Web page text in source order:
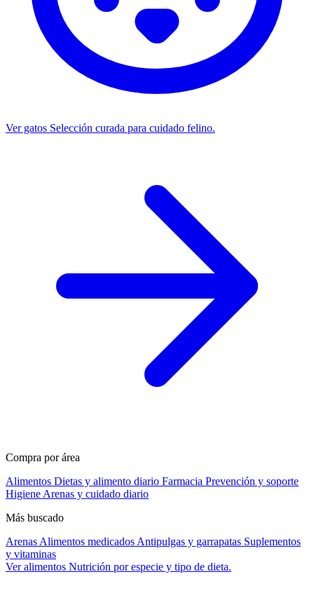
Ver gatos Selección curada para cuidado felino.
Compra por área
Alimentos Dietas y alimento diario Farmacia Prevención y soporte
Higiene Arenas y cuidado diario
Más buscado
Arenas Alimentos medicados Antipulgas y garrapatas Suplementos
y vitaminas
Ver alimentos Nutrición por especie y tipo de dieta.